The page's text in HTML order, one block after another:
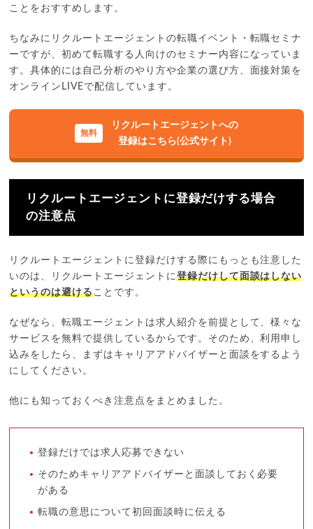
ことをおすすめします。
ちなみにリクルートエージェントの転職イベント・転職セミナ
ーですが、初めて転職する人向けのセミナー内容になっていま
す。具体的には自己分析のやり方や企業の選び方、面接対策を
オンラインLIVEで配信しています。
リクルートエージェントへの
登録はこちら(公式サイト)
リクルートエージェントに登録だけする場合
の注意点
リクルートエージェントに登録だけする際にもっとも注意した
いのは、リクルートエージェントに登録だけして面談はしない
というのは避けることです。
なぜなら、転職エージェントは求人紹介を前提として、様々な
サービスを無料で提供しているからです。そのため、利用申し
込みをしたら、まずはキャリアアドバイザーと面談をするよう
にしてください。
他にも知っておくべき注意点をまとめました。
登録だけでは求人応募できない
そのためキャリアアドバイザーと面談しておく必要
がある
転職の意思について初回面談時に伝える